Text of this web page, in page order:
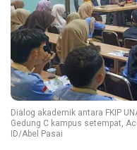
Dialog akademik antara FKIP
Gedung C kampus setempat,
ID/Abel Pasai